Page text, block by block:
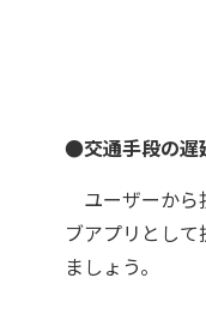
●交通手段の遅
ユーザーから
ブアプリとし
ましょう。